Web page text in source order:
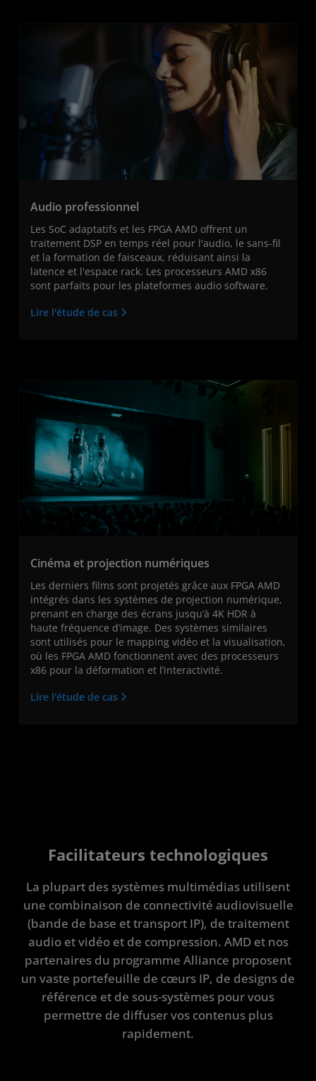
Audio professionnel
Les SoC adaptatifs et les FPGA AMD offrent un
traitement DSP en temps réel pour l'audio, le sans-fil
et la formation de faisceaux, réduisant ainsi la
latence et l'espace rack. Les processeurs AMD x86
sont parfaits pour les plateformes audio software.
Lire l'étude de cas
Cinéma et projection numériques
Les derniers films sont projetés grâce aux FPGA AMD
intégrés dans les systèmes de projection numérique,
prenant en charge des écrans jusqu’à 4K HDR à
haute fréquence d’image. Des systèmes similaires
sont utilisés pour le mapping vidéo et la visualisation,
où les FPGA AMD fonctionnent avec des processeurs
x86 pour la déformation et l’interactivité.
Lire l'étude de cas
Facilitateurs technologiques
La plupart des systèmes multimédias utilisent
une combinaison de connectivité audiovisuelle
(bande de base et transport IP), de traitement
audio et vidéo et de compression. AMD et nos
partenaires du programme Alliance proposent
un vaste portefeuille de cœurs IP, de designs de
référence et de sous-systèmes pour vous
permettre de diffuser vos contenus plus
rapidement.